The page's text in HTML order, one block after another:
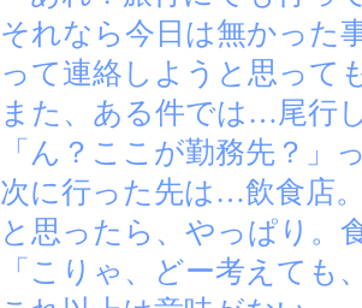
それなら今日は無かった
って連絡しようと思って
また、ある件では…尾行
「ん？ここが勤務先？
次に行った先は…飲食店
と思ったら、やっぱり。
「こりゃ、どー考えても